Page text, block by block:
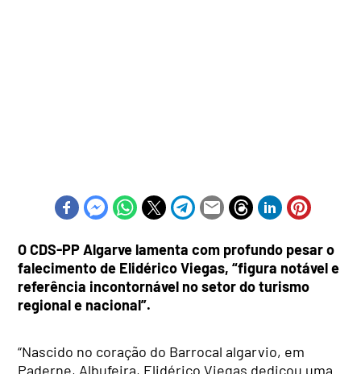
O CDS-PP Algarve lamenta com profundo pesar o
falecimento de Elidérico Viegas, “figura notável e
referência incontornável no setor do turismo
regional e nacional”.
“Nascido no coração do Barrocal algarvio, em
Paderne, Albufeira, Elidérico Viegas dedicou uma